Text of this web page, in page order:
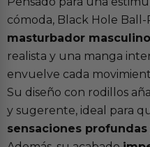
cómoda, Black Hole Ball-
masturbador masculino
realista y una manga
envuelve cada
Su diseño con rodillos
y sugerente, ideal para
sensaciones